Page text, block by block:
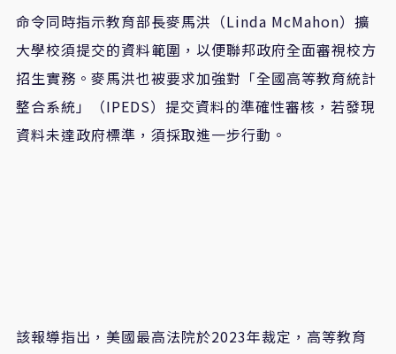
命令同時指示教育部長麥馬洪（Linda McMahon）擴
大學校須提交的資料範圍，以便聯邦政府全面審視校方
招生實務。麥馬洪也被要求加強對「全國高等教育統計
整合系統」（IPEDS）提交資料的準確性審核，若發現
資料未達政府標準，須採取進一步行動。
該報導指出，美國最高法院於2023年裁定，高等教育